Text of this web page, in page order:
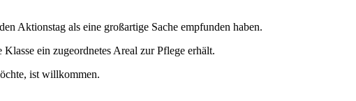
Aktionstag als eine großartige Sache empfunden haben.
ein zugeordnetes Areal zur Pflege erhält.
ist willkommen.